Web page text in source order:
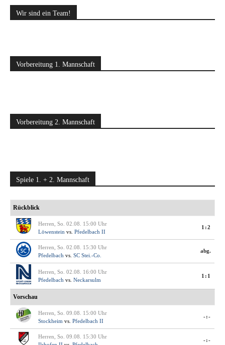
Wir sind ein Team!
Vorbereitung 1. Mannschaft
Vorbereitung 2. Mannschaft
Spiele 1. + 2. Mannschaft
Rückblick
Herren, So. 02.08. 15:00 Uhr
Löwenstein vs. Pfedelbach II
1:2
Herren, So. 02.08. 15:30 Uhr
Pfedelbach vs. SC Stei.-Co.
abg.
Herren, So. 02.08. 16:00 Uhr
Pfedelbach vs. Neckarsulm
1:1
Vorschau
Herren, So. 09.08. 15:00 Uhr
Stockheim vs. Pfedelbach II
-:-
Herren, So. 09.08. 15:30 Uhr
-:-